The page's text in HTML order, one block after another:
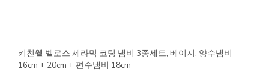
키친웰 벨로스 세라믹 코팅 냄비 3종세트, 베이지, 양수냄비
16cm + 20cm + 편수냄비 18cm